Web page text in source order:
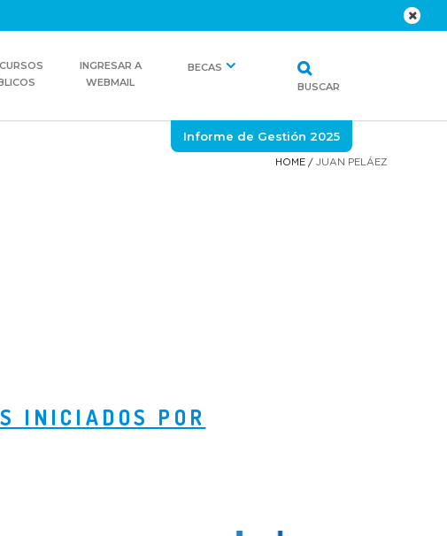
INGRESAR A
WEBMAIL
BECAS
BUSCAR
Informe de Gestión 2025
HOME/ JUAN PELÁEZ
INICIADOS POR